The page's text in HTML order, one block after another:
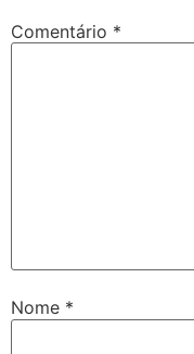
Comentário *
Nome *